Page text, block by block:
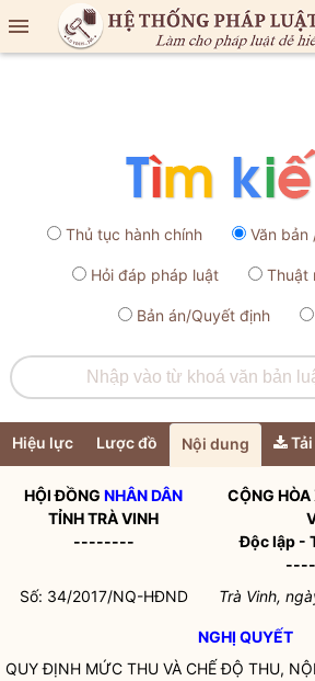

Thủ tục hành chính Văn bản
Hỏi đáp pháp luật Thuật
Bản án/Quyết định
Hiệu lực Lược đồ Nội dung Tải
HỘI ĐỒNG NHÂN DÂN
TỈNH TRÀ VINH
--------
CỘNG
Độc lập -
Số: 34/2017/NQ-HĐND
Trà Vinh,
NGHỊ QUYẾT
QUY ĐỊNH MỨC THU VÀ CHẾ ĐỘ THU,